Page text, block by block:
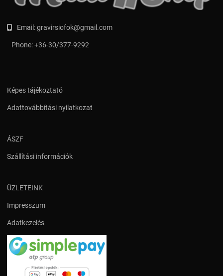
Email:gravirsiofok@gmail.com
Phone:+36-30/377-9292
Képes tájékoztató
Adattovábbítási nyilatkozat
ÁSZF
Szállítási információk
ÜZLETEINK
Impresszum
Adatkezelés